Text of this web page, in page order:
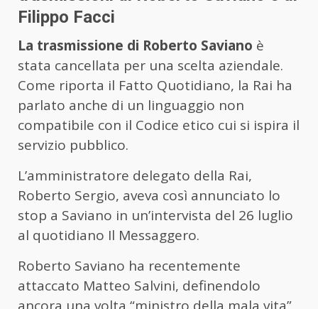
Filippo Facci
La trasmissione di Roberto Saviano è
stata cancellata per una scelta aziendale.
Come riporta il Fatto Quotidiano, la Rai ha
parlato anche di un linguaggio non
compatibile con il Codice etico cui si ispira il
servizio pubblico.
L’amministratore delegato della Rai,
Roberto Sergio, aveva così annunciato lo
stop a Saviano in un’intervista del 26 luglio
al quotidiano Il Messaggero.
Roberto Saviano ha recentemente
attaccato Matteo Salvini, definendolo
ancora una volta “ministro della mala vita”